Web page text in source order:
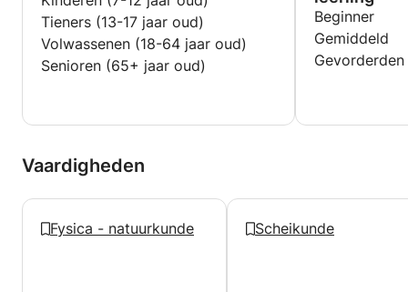
Tieners (13-17 jaar oud)
Volwassenen (18-64 jaar oud)
Senioren (65+ jaar oud)
Beginner
Gemiddeld
Gevorderden
Vaardigheden
Fysica - natuurkunde Scheikunde